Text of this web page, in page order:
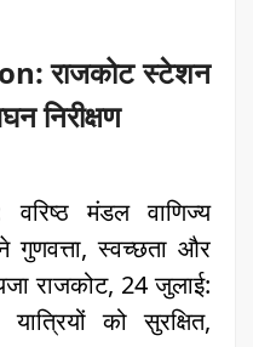
राजकोट स्टेशन
निरीक्षण
मंडल वाणिज्य
गुणवत्ता, स्वच्छता और
राजकोट, 24 जुलाई:
को सुरक्षित,